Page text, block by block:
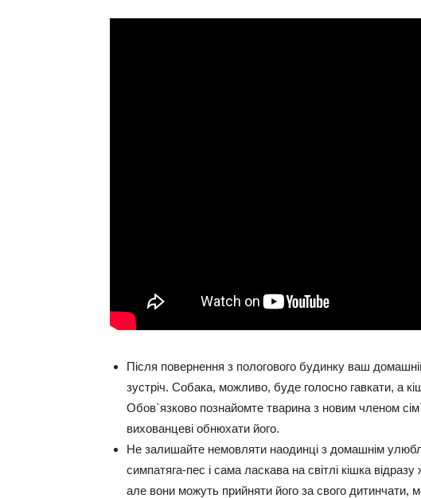
Після повернення з пологового будинку ваш
зустріч. Собака, можливо, буде голосно гавкати, а
Обов`язково познайомте тварина з новим членом
вихованцеві обнюхати його.
Не залишайте немовляти наодинці з домашнім
симпатяга-пес і сама ласкава на світлі кішка
але вони можуть прийняти його за свого дитинчати,